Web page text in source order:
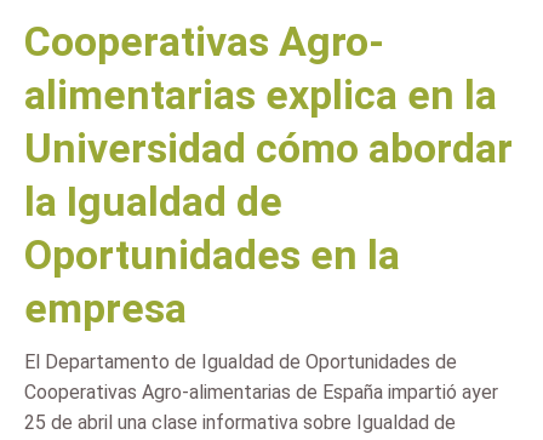
Cooperativas Agro-
alimentarias explica en la
Universidad cómo abordar
la Igualdad de
Oportunidades en la
empresa
El Departamento de Igualdad de Oportunidades de
Cooperativas Agro-alimentarias de España impartió ayer
25 de abril una clase informativa sobre Igualdad de